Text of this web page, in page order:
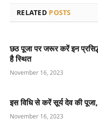
RELATED POSTS
छठ पूजा पर जरूर करें इन
है स्थित
November 16, 2023
इस विधि से करें सूर्य देव की
November 16, 2023